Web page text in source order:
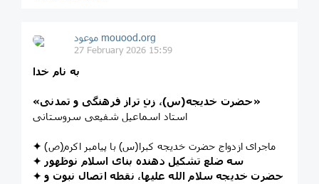
موعود mouood.org
27 February 2026 15:59
به نام خدا
«حضرت خدیجه(س)، زنِ تراز فرهنگی و تمدنی»
استاد اسماعیل شفیعی سروستانی
✦ ماجرای ازدواج حضرت خدیجه کبرا(س) با پیامبر اکرم(ص)
✦ سه ضلع تشکیل دهنده بنای اسلام نوظهور
✦ حضرت خدیجه سلام الله علیها، نقطه اتصال نبوت و